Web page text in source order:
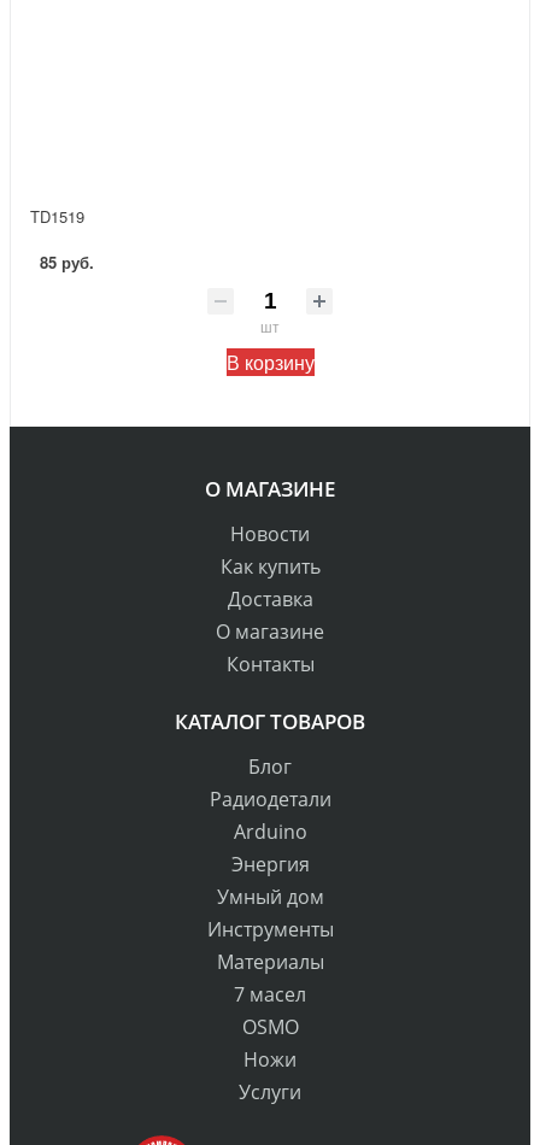
TD1519
85 руб.
шт
В корзину
О МАГАЗИНЕ
Новости
Как купить
Доставка
О магазине
Контакты
КАТАЛОГ ТОВАРОВ
Блог
Радиодетали
Arduino
Энергия
Умный дом
Инструменты
Материалы
7 масел
OSMO
Ножи
Услуги